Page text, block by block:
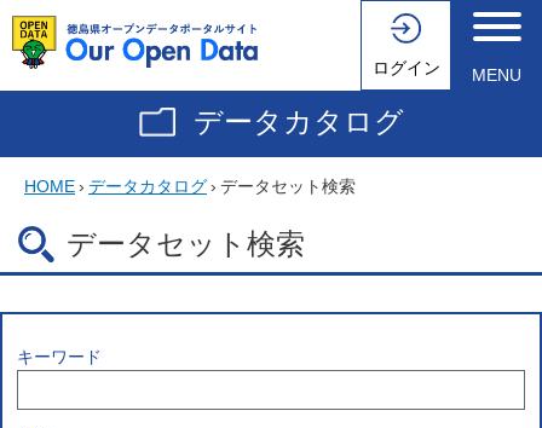
ログイン MENU
データカタログ
HOME› データカタログ› データセット検索
データセット検索
キーワード